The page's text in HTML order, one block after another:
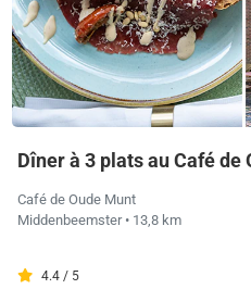
Dîner à 3 plats au Café de
Café de Oude Munt
Middenbeemster • 13,8 km
4.4 / 5